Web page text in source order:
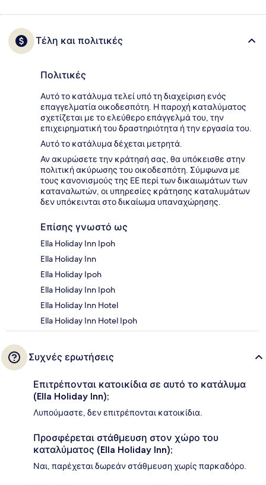
Τέλη και πολιτικές
Πολιτικές
Αυτό το κατάλυμα τελεί υπό τη διαχείριση ενός
επαγγελματία οικοδεσπότη. Η παροχή καταλύματος
σχετίζεται με το ελεύθερο επάγγελμά του, την
επιχειρηματική του δραστηριότητα ή την εργασία του.
Αυτό το κατάλυμα δέχεται μετρητά.
Αν ακυρώσετε την κράτησή σας, θα υπόκεισθε στην
πολιτική ακύρωσης του οικοδεσπότη. Σύμφωνα με
τους κανονισμούς της ΕΕ περί των δικαιωμάτων των
καταναλωτών, οι υπηρεσίες κράτησης καταλυμάτων
δεν υπόκεινται στο δικαίωμα υπαναχώρησης.
Επίσης γνωστό ως
Ella Holiday Inn Ipoh
Ella Holiday Inn
Ella Holiday Ipoh
Ella Holiday Inn Ipoh
Ella Holiday Inn Hotel
Ella Holiday Inn Hotel Ipoh
Συχνές ερωτήσεις
Επιτρέπονται κατοικίδια σε αυτό το κατάλυμα
(Ella Holiday Inn);
Λυπούμαστε, δεν επιτρέπονται κατοικίδια.
Προσφέρεται στάθμευση στον χώρο του
καταλύματος (Ella Holiday Inn);
Ναι, παρέχεται δωρεάν στάθμευση χωρίς παρκαδόρο.